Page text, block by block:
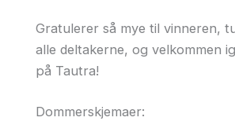
Gratulerer så mye til vinneren,
alle deltakerne, og velkommen
på Tautra!
Dommerskjemaer: